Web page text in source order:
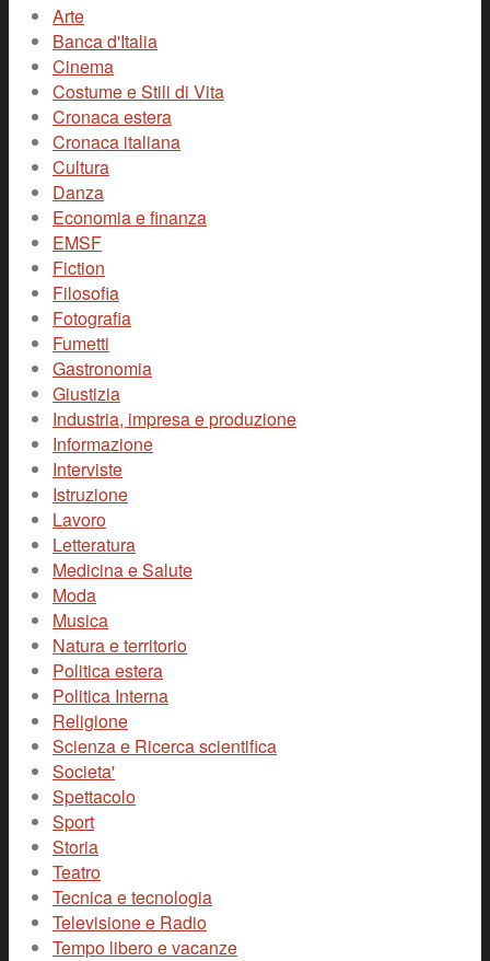
Arte
Banca d'Italia
Cinema
Costume e Stili di Vita
Cronaca estera
Cronaca italiana
Cultura
Danza
Economia e finanza
EMSF
Fiction
Filosofia
Fotografia
Fumetti
Gastronomia
Giustizia
Industria, impresa e produzione
Informazione
Interviste
Istruzione
Lavoro
Letteratura
Medicina e Salute
Moda
Musica
Natura e territorio
Politica estera
Politica Interna
Religione
Scienza e Ricerca scientifica
Societa'
Spettacolo
Sport
Storia
Teatro
Tecnica e tecnologia
Televisione e Radio
Tempo libero e vacanze